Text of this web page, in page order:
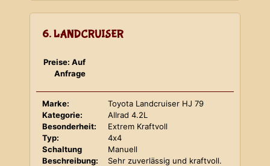
6. LANDCRUISER
Preise: Auf
Anfrage
Marke:
Toyota Landcruiser HJ 79
Kategorie:
Allrad 4.2L
Besonderheit:
Extrem Kraftvoll
Typ:
4x4
Schaltung
Manuell
Beschreibung:
Sehr zuverlässig und kraftvoll.